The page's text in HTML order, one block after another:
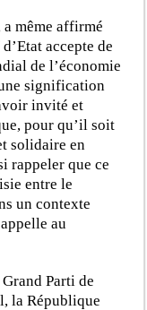
a même affirmé
accepte de
de l’économie
signification
invité et
pour qu’il soit
solidaire en
rappeler que ce
entre le
un contexte
au
Parti de
la République